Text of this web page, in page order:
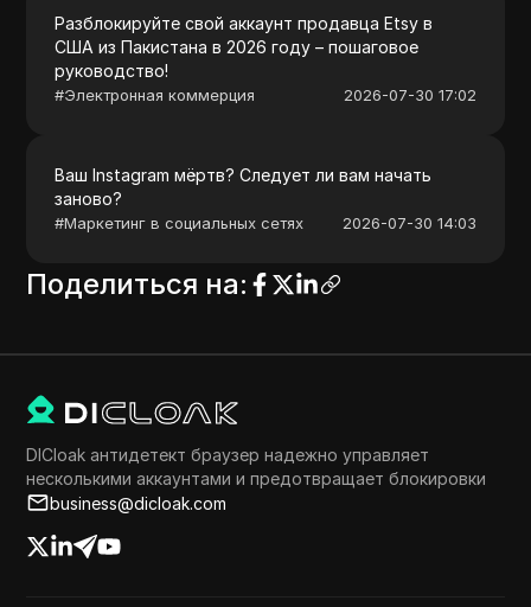
Разблокируйте свой аккаунт продавца Etsy в
США из Пакистана в 2026 году – пошаговое
руководство!
#Электронная коммерция 2026-07-30 17:02
Ваш Instagram мёртв? Следует ли вам начать
заново?
#Маркетинг в социальных сетях 2026-07-30 14:03
Поделиться на:
DICloak антидетект браузер надежно управляет
несколькими аккаунтами и предотвращает блокировки
business@dicloak.com